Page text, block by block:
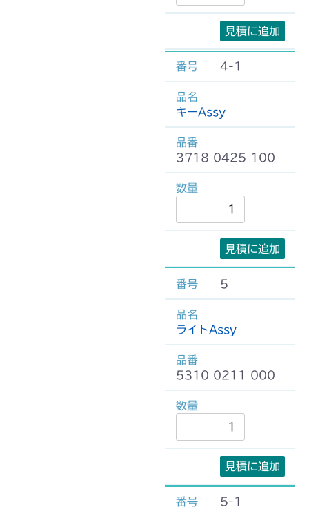
見積に追加
4-1
キーAssy
3718 0425 100
見積に追加
5
ライトAssy
5310 0211 000
見積に追加
5-1